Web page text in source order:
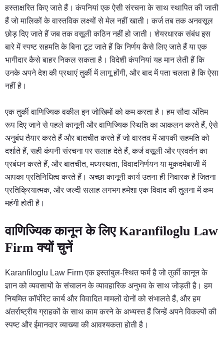
हस्ताक्षरित किए जाते हैं। कंपनियां एक ऐसी संरचना के साथ स्थापित की जाती
हैं जो मालिकों के वास्तविक लक्ष्यों से मेल नहीं खाती। कर्ज तब तक अनवसूल
छोड़ दिए जाते हैं जब तक वसूली कठिन नहीं हो जाती। शेयरधारक संबंध इस
बारे में स्पष्ट सहमति के बिना टूट जाते हैं कि निर्णय कैसे लिए जाते हैं या एक
भागीदार कैसे बाहर निकल सकता है। विदेशी कंपनियां यह मान लेती हैं कि
उनके अपने देश की प्रथाएं तुर्की में लागू होंगी, और बाद में पता चलता है कि ऐसा
नहीं है।
एक तुर्की वाणिज्यिक वकील इन जोखिमों को कम करता है। हम सौदा अंतिम
रूप दिए जाने से पहले कानूनी और वाणिज्यिक स्थिति का आकलन करते हैं, ऐसे
अनुबंध तैयार करते हैं और बातचीत करते हैं जो वास्तव में आपकी सहमति को
दर्शाते हैं, सही कंपनी संरचना पर सलाह देते हैं, कर्ज वसूली और प्रवर्तन का
प्रबंधन करते हैं, और बातचीत, मध्यस्थता, विवादनिर्णयन या मुकदमेबाजी में
आपका प्रतिनिधित्व करते हैं। अच्छा कानूनी कार्य उतना ही निवारक है जितना
प्रतिक्रियात्मक, और जल्दी सलाह लगभग हमेशा एक विवाद की तुलना में कम
महंगी होती है।
वाणिज्यिक कानून के लिए Karanfiloglu Law
Firm क्यों चुनें
Karanfiloglu Law Firm एक इस्तांबुल-स्थित फर्म है जो तुर्की कानून के
ज्ञान को व्यवसायों के संचालन के व्यावहारिक अनुभव के साथ जोड़ती है। हम
नियमित कॉर्पोरेट कार्य और विवादित मामलों दोनों को संभालते हैं, और हम
अंतर्राष्ट्रीय ग्राहकों के साथ काम करने के अभ्यस्त हैं जिन्हें अपने विकल्पों की
स्पष्ट और ईमानदार व्याख्या की आवश्यकता होती है।